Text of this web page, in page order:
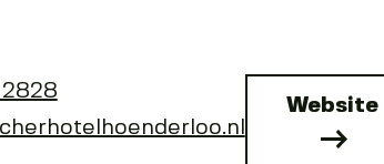
Website